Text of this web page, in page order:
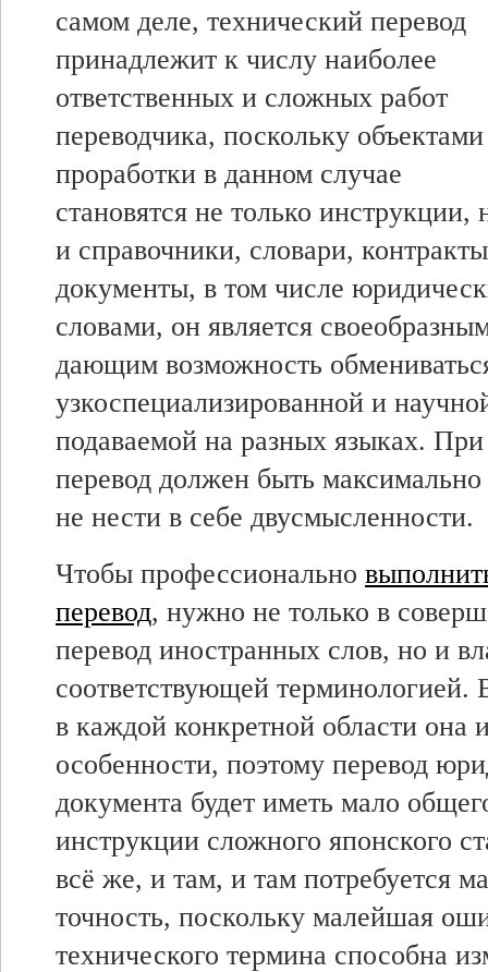
самом деле, технический перевод
принадлежит к числу наиболее
ответственных и сложных работ
переводчика, поскольку объектами
проработки в данном случае
становятся не только инструкции,
и справочники, словари,
документы, в том числе
словами, он является
дающим возможность
узкоспециализированной и
подаваемой на разных языках. При
перевод должен быть
не нести в себе двусмысленности.
Чтобы профессионально
перевод, нужно не только в
перевод иностранных слов, но и
соответствующей терминологией.
в каждой конкретной области она
особенности, поэтому перевод
документа будет иметь мало
инструкции сложного японского
всё же, и там, и там потребуется
точность, поскольку малейшая
технического термина способна